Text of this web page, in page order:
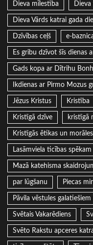
Dieva mīlestība Dieva
Dieva Vārds katrai gada
Dzīvības ceļš e-
Es gribu dzīvot šīs dienas
Gads kopa ar Dītrihu
Ikdienas ar Pirmo Mozus
Jēzus Kristus Kristība
Kristīgā dzīve kristīgā
Kristīgās ētikas un
Lasāmviela ticības spēkam
Mazā katehisma
par lūgšanu Piecas
Pāvila vēstules
Svētais Vakarēdiens
Svēto Rakstu apceres